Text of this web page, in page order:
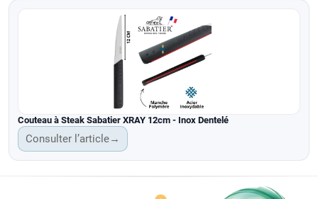
Couteau à Steak Sabatier XRAY 12cm - Inox Dentelé
Consulter l’article→